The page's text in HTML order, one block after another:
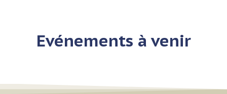
Evénements à venir